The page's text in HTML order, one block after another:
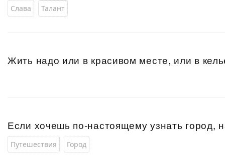
Слава Талант
Жить надо или в красивом месте, или в
Если хочешь по-настоящему узнать город,
Путешествия Город